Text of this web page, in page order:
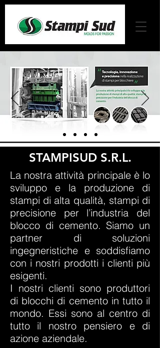
STAMPISUD S.R.L.
La nostra attività principale è lo
sviluppo e la produzione di
stampi di alta qualità, stampi di
precisione per l’industria del
blocco di cemento. Siamo un
partner di soluzioni
ingegneristiche e soddisfiamo
con i nostri prodotti i clienti più
esigenti.
I nostri clienti sono produttori
di blocchi di cemento in tutto il
mondo. Essi sono al centro di
tutto il nostro pensiero e di
azione aziendale.